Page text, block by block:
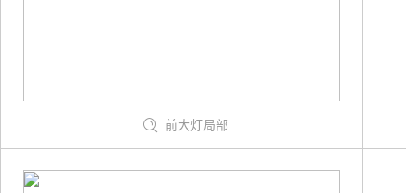
前大灯局部